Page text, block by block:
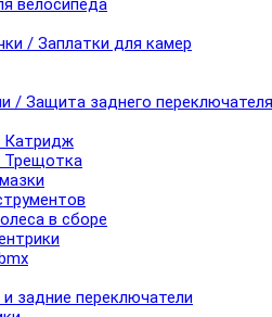
велосипеда
/ Заплатки для камер
/ Защита заднего переключателя
Катридж
Трещотка
в сборе
задние переключатели